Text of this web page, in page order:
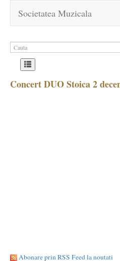
Societatea Muzicala
Concert DUO Stoica 2
Abonare prin RSS Feed la noutati